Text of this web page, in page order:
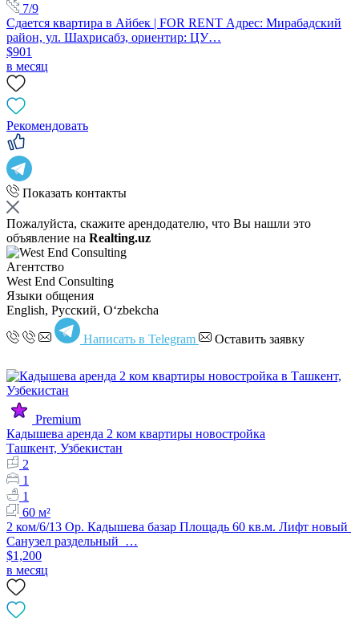
7/9
Сдается квартира в Айбек | FOR RENT Адрес: Мирабадский
район, ул. Шахрисабз, ориентир: ЦУ…
$901
в месяц
Рекомендовать
Показать контакты
Пожалуйста, скажите арендодателю, что Вы нашли это
объявление на Realting.uz
Агентство
West End Consulting
Языки общения
English, Русский, Oʻzbekcha
Написать в Telegram Оставить заявку
Premium
Кадышева аренда 2 ком квартиры новостройка
Ташкент, Узбекистан
2
1
1
60 м²
2 ком/6/13 Ор. Кадышева базар Площадь 60 кв.м. Лифт новый
Санузел раздельный …
$1,200
в месяц